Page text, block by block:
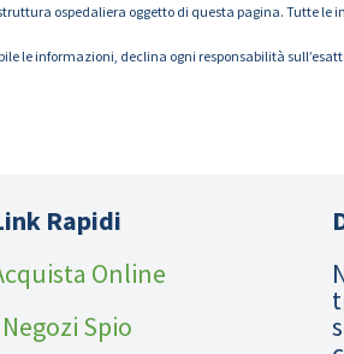
ospedaliera oggetto di questa pagina. Tutte
le informazioni, declina ogni responsabilità
Rapidi
Online
Spio